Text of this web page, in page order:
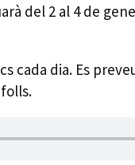
del 2 al 4 de
cada dia. Es